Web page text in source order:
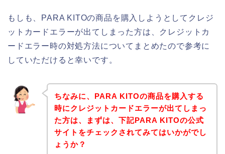
もしも、PARA KITOの商品を購入しようとしてクレジ
ットカードエラーが出てしまった方は、クレジットカ
ードエラー時の対処方法についてまとめたので参考に
していただけると幸いです。
ちなみに、PARA KITOの商品を購入する
時にクレジットカードエラーが出てしまっ
た方は、まずは、下記PARA KITOの公式
サイトをチェックされてみてはいかがでし
ょうか？